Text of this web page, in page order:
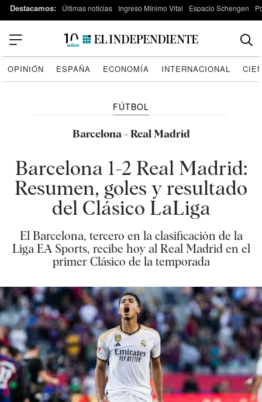
Destacamos: Últimas noticias Ingreso Mínimo Vital Espacio Schengen
OPINIÓN ESPAÑA ECONOMÍA INTERNACIONAL
FÚTBOL
Barcelona - Real Madrid
Barcelona 1-2 Real Madrid:
Resumen, goles y resultado
del Clásico LaLiga
El Barcelona, tercero en la clasificación de la
Liga EA Sports, recibe hoy al Real Madrid en el
primer Clásico de la temporada